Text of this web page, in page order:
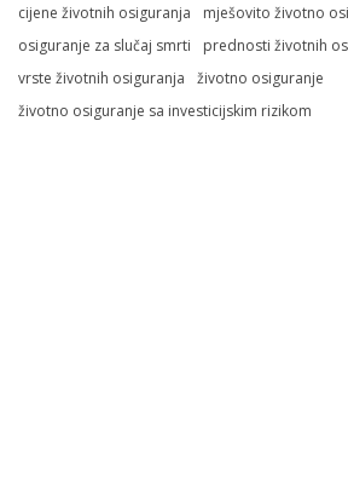
cijene životnih osiguranja
mješovito životno
osiguranje za slučaj smrti
prednosti životnih
vrste životnih osiguranja
životno osiguranje
životno osiguranje sa investicijskim rizikom